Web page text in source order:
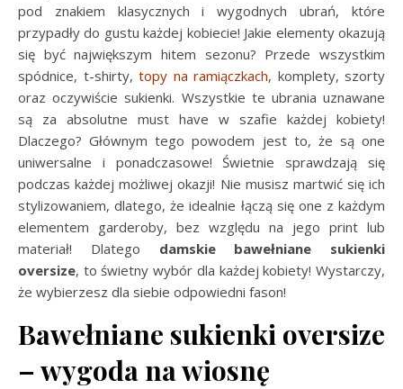
pod znakiem klasycznych i wygodnych ubrań, które
przypadły do gustu każdej kobiecie! Jakie elementy okazują
się być największym hitem sezonu? Przede wszystkim
spódnice, t-shirty, topy na ramiączkach, komplety, szorty
oraz oczywiście sukienki. Wszystkie te ubrania uznawane
są za absolutne must have w szafie każdej kobiety!
Dlaczego? Głównym tego powodem jest to, że są one
uniwersalne i ponadczasowe! Świetnie sprawdzają się
podczas każdej możliwej okazji! Nie musisz martwić się ich
stylizowaniem, dlatego, że idealnie łączą się one z każdym
elementem garderoby, bez względu na jego print lub
materiał! Dlatego damskie bawełniane sukienki
oversize, to świetny wybór dla każdej kobiety! Wystarczy,
że wybierzesz dla siebie odpowiedni fason!
Bawełniane sukienki oversize
– wygoda na wiosnę